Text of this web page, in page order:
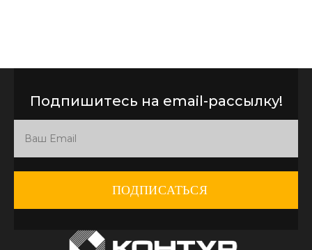
Подпишитесь на email-рассылку!
ПОДПИСАТЬСЯ